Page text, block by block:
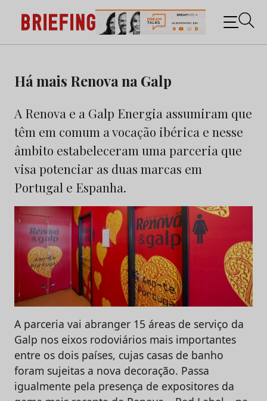
content
Briefing: Todas as notícias sobre os negócios do
Marketing e da Publicidade
Há mais Renova na Galp
A Renova e a Galp Energia assumiram que
têm em comum a vocação ibérica e nesse
âmbito estabeleceram uma parceria que
visa potenciar as duas marcas em
Portugal e Espanha.
A parceria vai abranger 15 áreas de serviço da
Galp nos eixos rodoviários mais importantes
entre os dois países, cujas casas de banho
foram sujeitas a nova decoração. Passa
igualmente pela presença de expositores da